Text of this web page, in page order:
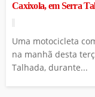
Caxixola, em Serra
Uma motocicleta
na manhã desta
Talhada, durante...